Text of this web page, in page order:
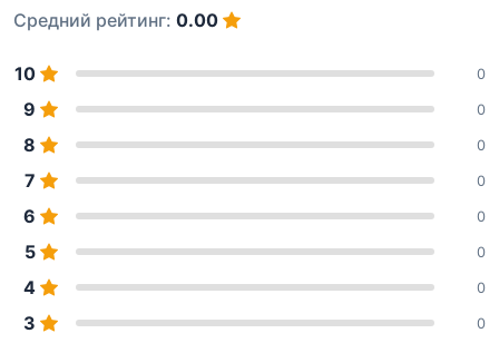
Средний рейтинг: 0.00
10 0
9 0
8 0
7 0
6 0
5 0
4 0
3 0